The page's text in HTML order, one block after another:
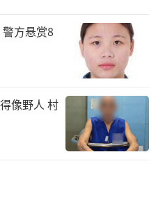
方悬赏8
像野人 村